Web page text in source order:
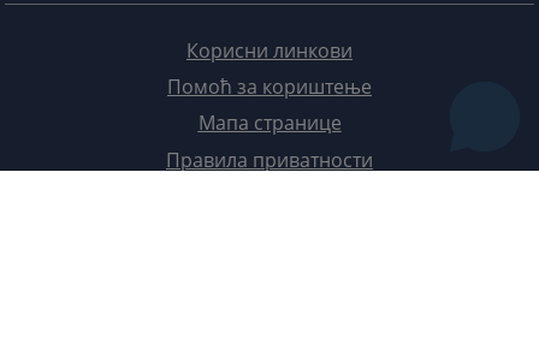
Корисни линкови
Помоћ за кориштење
Мапа странице
Правила приватности